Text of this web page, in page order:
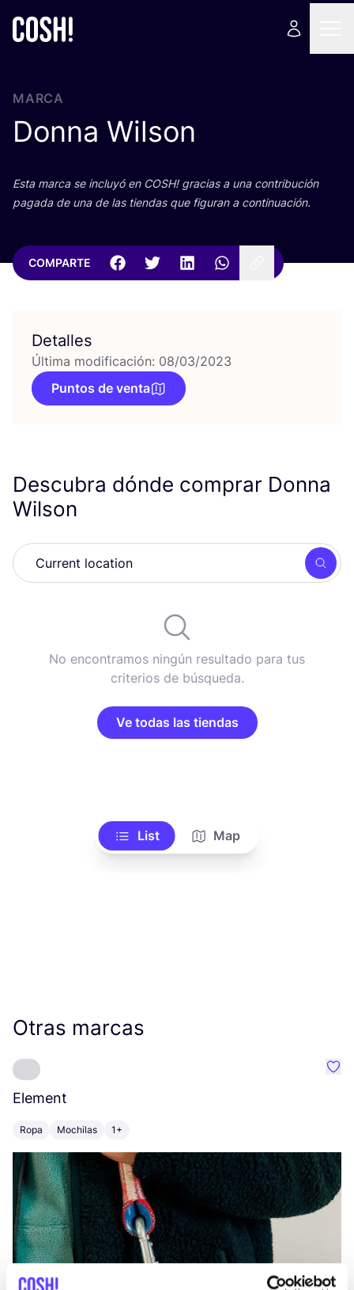
MARCA
Donna Wilson
Esta mar­ca se inclu­yó en COSH! gra­cias a una con­tri­bu­ción
paga­da de una de las tien­das que figu­ran a continuación.
COMPARTE
Detalles
Última modificación: 08/03/2023
Puntos de venta
Descubra dónde comprar Donna
Wilson
No encontramos ningún resultado para tus
criterios de búsqueda.
Ve todas las tiendas
List Map
Otras marcas
Element
Ropa Mochilas 1+